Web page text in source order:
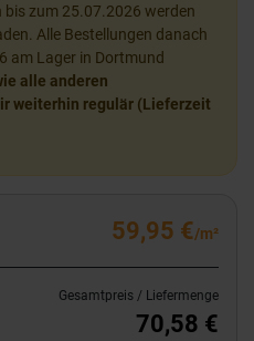
zum 25.07.2026 werden
Alle Bestellungen danach
am Lager in Dortmund
alle anderen
weiterhin regulär (Lieferzeit
59,95 €/m²
Gesamtpreis / Liefermenge
70,58 €